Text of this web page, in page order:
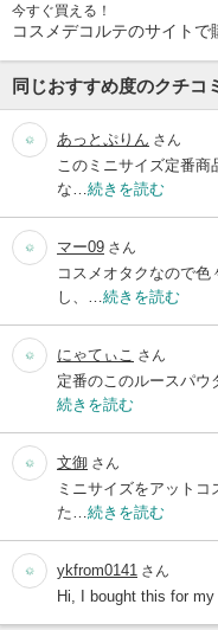
今すぐ買える！
コスメデコルテのサイトで
同じおすすめ度のクチコ
あっとぷりん さん
このミニサイズ定番
な… 続きを読む
マー09 さん
コスメオタクなので
し、… 続きを読む
にゃてぃこ さん
定番のこのルースパウ
続きを読む
文御 さん
ミニサイズをアット
た… 続きを読む
ykfrom0141 さん
Hi, I bought this for my